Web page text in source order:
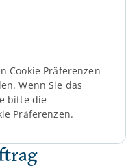
Cookie Präferenzen
Wenn Sie das
bitte die
Präferenzen.